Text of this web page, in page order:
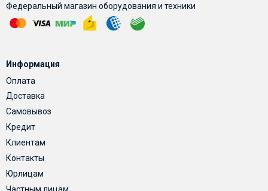
Федеральный магазин оборудования и техники
Информация
Оплата
Доставка
Самовывоз
Кредит
Клиентам
Контакты
Юрлицам